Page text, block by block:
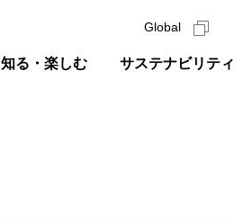
知る・楽しむ サステナビリティ
Global